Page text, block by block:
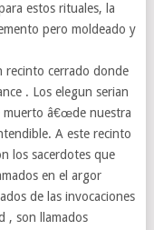
estos rituales, la
pero moldeado y
recinto cerrado donde
. Los elegun serian
muerto â€œde nuestra
A este recinto
los sacerdotes que
en el argor
de las invocaciones
, son llamados